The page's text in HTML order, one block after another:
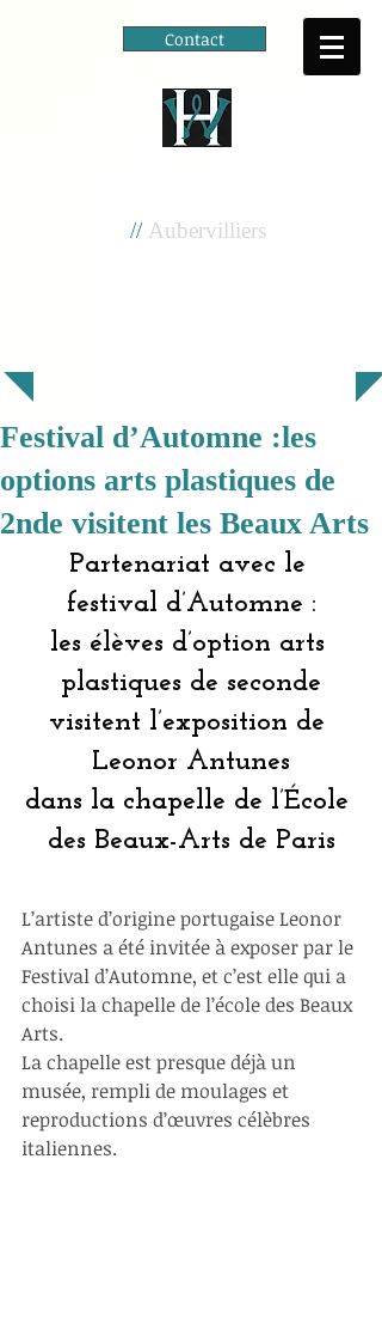
Contact
//Aubervilliers
Festival d’Automne :les
options arts plastiques de
2nde visitent les Beaux Arts
Partenariat avec le
festival d’Automne :
les élèves d’option arts
plastiques de seconde
visitent l’exposition de
Leonor Antunes
dans la chapelle de l’École
des Beaux-Arts de Paris
L’artiste d’origine portugaise Leonor
Antunes a été invitée à exposer par le
Festival d’Automne, et c’est elle qui a
choisi la chapelle de l’école des Beaux
Arts.
La chapelle est presque déjà un
musée, rempli de moulages et
reproductions d’œuvres célèbres
italiennes.